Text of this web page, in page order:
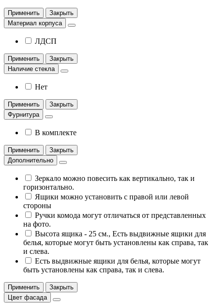
Применить
Закрыть
Материал корпуса
ЛДСП
Применить
Закрыть
Наличие стекла
Нет
Применить
Закрыть
Фурнитура
В комплекте
Применить
Закрыть
Дополнительно
Зеркало можно повесить как вертикально, так и
горизонтально.
Ящики можно установить с правой или левой
стороны
Ручки комода могут отличаться от представленных
на фото.
Высота ящика - 25 см., Есть выдвижные ящики для
белья, которые могут быть установлены как справа, так
и слева.
Есть выдвижные ящики для белья, которые могут
быть установлены как справа, так и слева.
Применить
Закрыть
Цвет фасада